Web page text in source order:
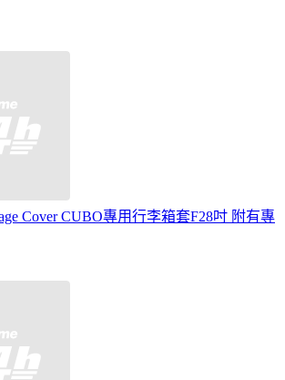
Cover CUBO專用行李箱套F28吋 附有專